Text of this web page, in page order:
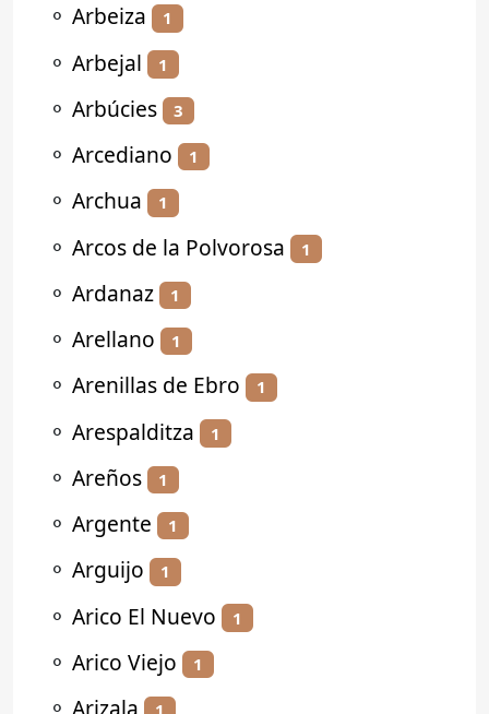
⚬ Arbeiza 1
⚬ Arbejal 1
⚬ Arbúcies 3
⚬ Arcediano 1
⚬ Archua 1
⚬ Arcos de la Polvorosa 1
⚬ Ardanaz 1
⚬ Arellano 1
⚬ Arenillas de Ebro 1
⚬ Arespalditza 1
⚬ Areños 1
⚬ Argente 1
⚬ Arguijo 1
⚬ Arico El Nuevo 1
⚬ Arico Viejo 1
⚬ Arizala 1